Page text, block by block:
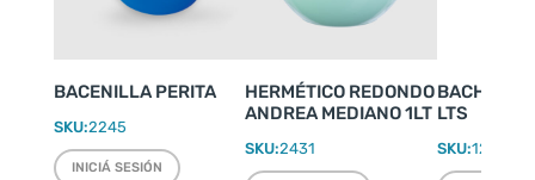
BACENILLA PERITA
SKU:2245
INICIÁ SESIÓN
HERMÉTICO REDONDO
ANDREA MEDIANO 1LT
SKU:2431
BACHA
LTS
SKU:1216